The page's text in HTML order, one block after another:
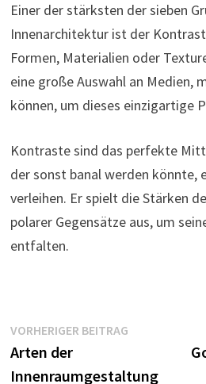
Einer der stärksten der sieben
Innenarchitektur ist der
Formen, Materialien oder
eine große Auswahl an Medien,
können, um dieses einzigartige
Kontraste sind das perfekte
der sonst banal werden könnte,
verleihen. Er spielt die Stärken
polarer Gegensätze aus, um
entfalten.
Beitragsnavigation
VORHERIGER BEITRAGVorheriger
Arten der
Innenraumgestaltung